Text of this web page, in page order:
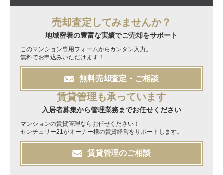
売却査定してみませんか？
地域密着の豊富な実績でご売却をサポート
このマンション専用フォームからカンタン入力。
無料でお申込みいただけます！
無料売却査定・ご相談
賃貸管理も承っています
入居者募集から管理業務までお任せください
マンションの賃貸管理ならお任せください！
センチュリー21がオーナー様の賃貸経営をサポートします。
賃貸管理のご相談